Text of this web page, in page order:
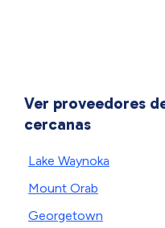
Ver proveedores
cercanas
Lake Waynoka
Mount Orab
Georgetown